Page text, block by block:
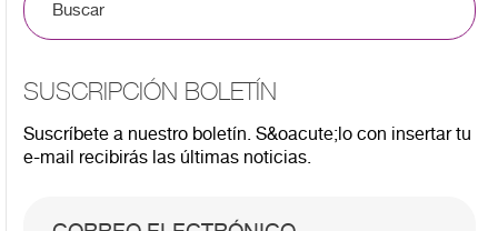
SUSCRIPCIÓN BOLETÍN
Suscríbete a nuestro boletín. S&oacute;lo con insertar tu
e-mail recibirás las últimas noticias.